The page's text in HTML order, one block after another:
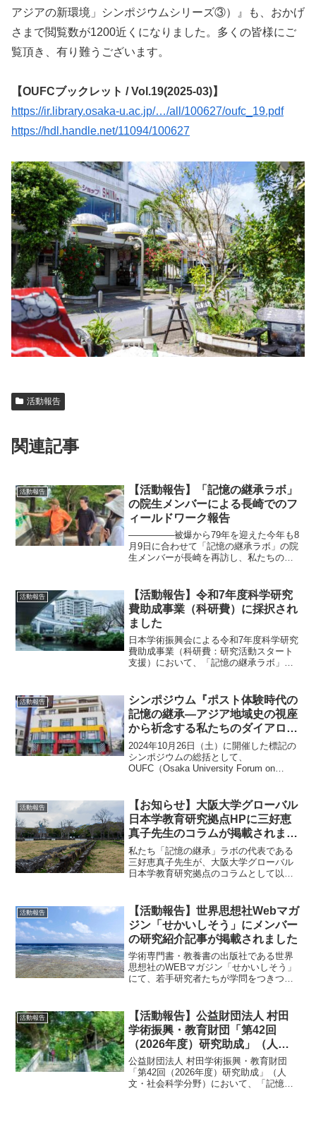
アジアの新環境」シンポジウムシリーズ③）』も、おかげ
さまで閲覧数が1200近くになりました。多くの皆様にご
覧頂き、有り難うございます。
【OUFCブックレット / Vol.19(2025-03)】
https://ir.library.osaka-u.ac.jp/…/all/100627/oufc_19.pdf
https://hdl.handle.net/11094/100627
活動報告
関連記事
活動報告
【活動報告】「記憶の継承ラボ」
の院生メンバーによる長崎でのフ
ィールドワーク報告
―――――被爆から79年を迎えた今年も8
月9日に合わせて「記憶の継承ラボ」の院
生メンバーが長崎を再訪し、私たちの活
ました。以下は、長崎でのフィールドワ
ークに参加した環境...
活動報告
【活動報告】令和7年度科学研究
費助成事業（科研費）に採択され
ました
日本学術振興会による令和7年度科学研究
費助成事業（科研費：研究活動スタート
支援）において、「記憶の継承ラボ」の
が伝えた東アジアに拓かれた沖縄の生
活：「写真実践」から問い...
活動報告
シンポジウム『ポスト体験時代の
記憶の継承―アジア地域史の視座
から祈念する私たちのダイアログ
ー』のOUFC Booklet発刊のお知
らせ
2024年10月26日（土）に開催した標記の
シンポジウムの総括として、
OUFC（Osaka University Forum on
祈念する私たちのダイアロ...
活動報告
【お知らせ】大阪大学グローバル
日本学教育研究拠点HPに三好恵
真子先生のコラムが掲載されまし
た
私たち「記憶の継承」ラボの代表である
三好恵真子先生が、大阪大学グローバル
日本学教育研究拠点のコラムとして以下
ポスト体験時代の記憶の継承に向けて
—」コラムでは、先月10月2...
活動報告
【活動報告】世界思想社Webマガ
ジン「せかいしそう」にメンバー
の研究紹介記事が掲載されました
学術専門書・教養書の出版社である世界
思想社のWEBマガジン「せかいしそう」
にて、若手研究者たちが学問をつきつめ
継承」ラボのメンバーである吉成哲平さ
ん（大阪大学人間科学研...
活動報告
【活動報告】公益財団法人 村田
学術振興・教育財団「第42回
（2026年度）研究助成」（人
文・社会科学分野）に採択されま
した
公益財団法人 村田学術振興・教育財団
「第42回（2026年度）研究助成」（人
文・社会科学分野）において、「記憶の